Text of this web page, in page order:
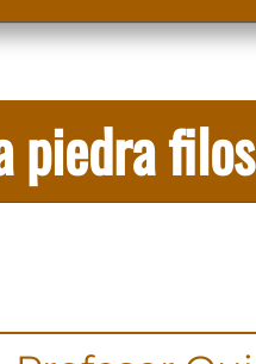
piedra